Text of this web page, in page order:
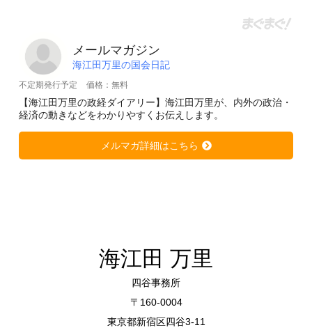
メールマガジン
海江田万里の国会日記
不定期発行予定 価格：無料
【海江田万里の政経ダイアリー】海江田万里が、内外の政治・
経済の動きなどをわかりやすくお伝えします。
メルマガ詳細はこちら
海江田 万里
四谷事務所
〒160-0004
東京都新宿区四谷3-11